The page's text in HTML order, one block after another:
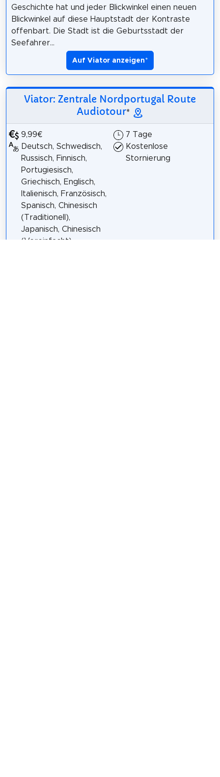
Geschichte hat und jeder Blickwinkel einen neuen
Blickwinkel auf diese Hauptstadt der Kontraste
offenbart. Die Stadt ist die Geburtsstadt der
Seefahrer...
Auf Viator anzeigen*
Viator: Zentrale Nordportugal Route
Audiotour*
9,99€
Deutsch, Schwedisch,
Russisch, Finnisch,
Portugiesisch,
Griechisch, Englisch,
Italienisch, Französisch,
Spanisch, Chinesisch
(Traditionell),
Japanisch, Chinesisch
(Vereinfacht),
7 Tage
Kostenlose
Stornierung